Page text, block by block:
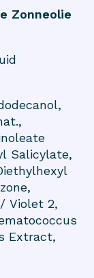
Zonneolie
Salicylate,
Violet 2,
Extract,